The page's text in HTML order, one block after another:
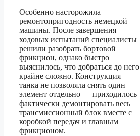
Особенно насторожила
ремонтопригодность немецкой
машины. После завершения
ходовых испытаний специалисты
решили разобрать бортовой
фрикцион, однако быстро
выяснилось, что добраться до него
крайне сложно. Конструкция
танка не позволяла снять один
элемент отдельно — приходилось
фактически демонтировать весь
трансмиссионный блок вместе с
коробкой передач и главным
фрикционом.